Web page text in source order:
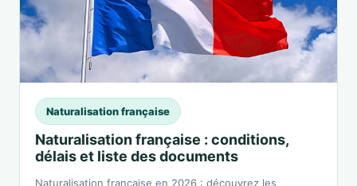
Naturalisation française
Naturalisation française : conditions,
délais et liste des documents
Naturalisation française en 2026 : découvrez les